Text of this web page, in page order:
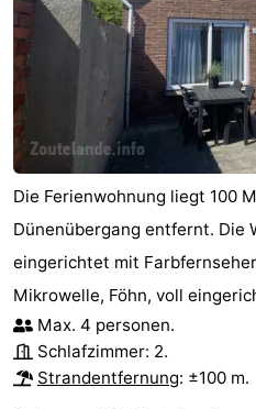
Die Ferienwohnung liegt 100
Dünenübergang entfernt. Die
eingerichtet mit
Mikrowelle, Föhn, voll
Max. 4 personen.
Schlafzimmer: 2.
Strandentfernung: ±100 m.